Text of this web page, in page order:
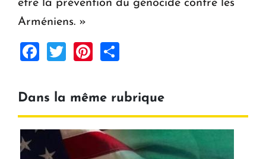
être la prévention du génocide contre les
Arméniens. »
Facebook
TwitterPinterest
Dans la même rubrique